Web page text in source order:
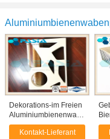
Dekorations-im Freien
Aluminiumbienenwabe
täfelt das beschichtete
PVDF-Kontakt-Lieferant